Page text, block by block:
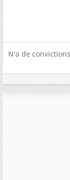
N'a de